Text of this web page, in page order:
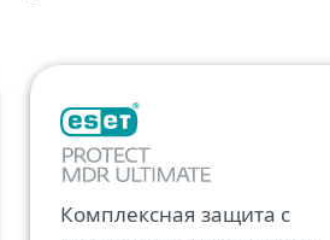
Комплексная защита с